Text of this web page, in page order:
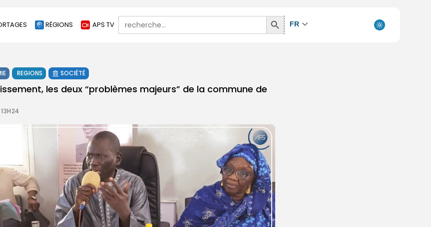
RÉGIONS APS TV
Search
for:
Search
Button
FR
REGIONS SOCIÉTÉ
les deux “problèmes majeurs” de la commune de